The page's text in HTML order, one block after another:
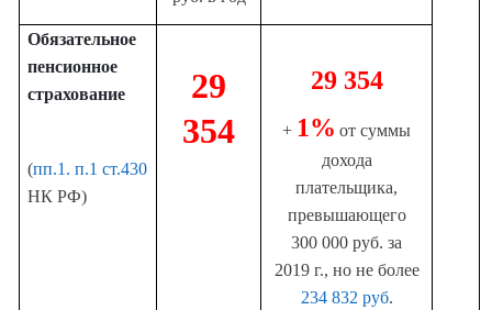
Обязательное
пенсионное
страхование
(пп.1. п.1 ст.430
НК РФ)
29
354
29 354
+ 1% от суммы
дохода
плательщика,
превышающего
300 000 руб. за
2019 г., но не более
234 832 руб.